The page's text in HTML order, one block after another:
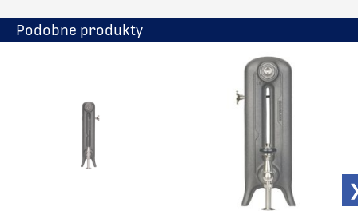
560
560
560
560
Podobne produkty